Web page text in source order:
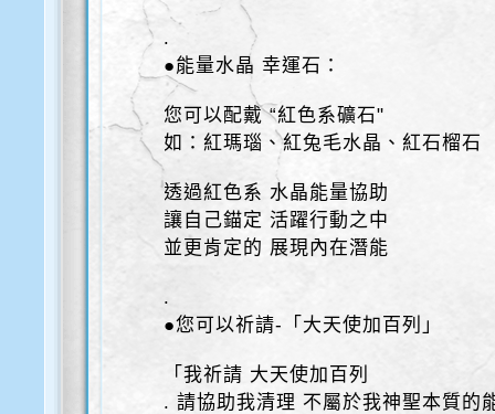
.
●能量水晶 幸運石：
您可以配戴 “紅色系礦石"
如：紅瑪瑙、紅兔毛水晶、紅石榴石
透過紅色系 水晶能量協助
讓自己錨定 活躍行動之中
並更肯定的 展現內在潛能
.
●您可以祈請-「大天使加百列」
「我祈請 大天使加百列
. 請協助我清理 不屬於我神聖本質的